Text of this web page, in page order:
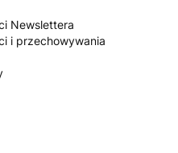
Newslettera
i przechowywania